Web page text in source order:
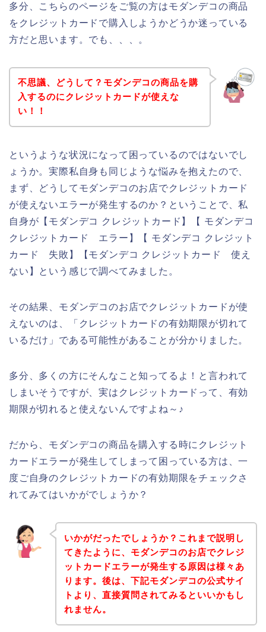
多分、こちらのページをご覧の方はモダンデコの商品
をクレジットカードで購入しようかどうか迷っている
方だと思います。でも、、、。
不思議、どうして？モダンデコの商品を購
入するのにクレジットカードが使えな
い！！
というような状況になって困っているのではないでし
ょうか。実際私自身も同じような悩みを抱えたので、
まず、どうしてモダンデコのお店でクレジットカード
が使えないエラーが発生するのか？ということで、私
自身が【モダンデコ クレジットカード】【 モダンデコ
クレジットカード エラー】【 モダンデコ クレジット
カード 失敗】【モダンデコ クレジットカード 使え
ない】という感じで調べてみました。
その結果、モダンデコのお店でクレジットカードが使
えないのは、「クレジットカードの有効期限が切れて
いるだけ」である可能性があることが分かりました。
多分、多くの方にそんなこと知ってるよ！と言われて
しまいそうですが、実はクレジットカードって、有効
期限が切れると使えないんですよね～♪
だから、モダンデコの商品を購入する時にクレジット
カードエラーが発生してしまって困っている方は、一
度ご自身のクレジットカードの有効期限をチェックさ
れてみてはいかがでしょうか？
いかがだったでしょうか？これまで説明し
てきたように、モダンデコのお店でクレジ
ットカードエラーが発生する原因は様々あ
ります。後は、下記モダンデコの公式サイ
トより、直接質問されてみるといいかもし
れません。